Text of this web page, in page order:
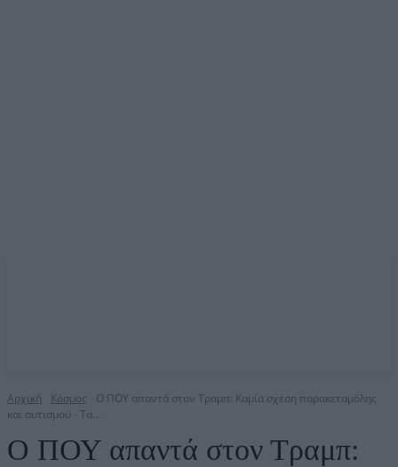
Αρχική Κόσμος
Ο ΠΟΥ απαντά στον Τραμπ: Καμία σχέση παρακεταμόλης
και αυτισμού - Tα...
Ο ΠΟΥ απαντά στον Τραμπ: